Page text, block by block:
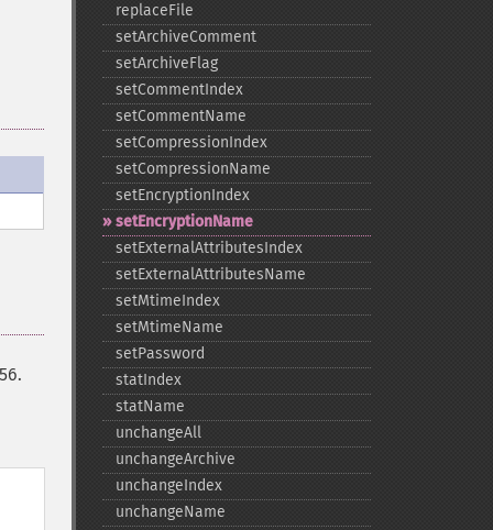
replaceFile
setArchiveComment
setArchiveFlag
setCommentIndex
setCommentName
setCompressionIndex
setCompressionName
setEncryptionIndex
setEncryptionName
setExternalAttributesIndex
setExternalAttributesName
setMtimeIndex
setMtimeName
setPassword
statIndex
statName
unchangeAll
unchangeArchive
unchangeIndex
unchangeName